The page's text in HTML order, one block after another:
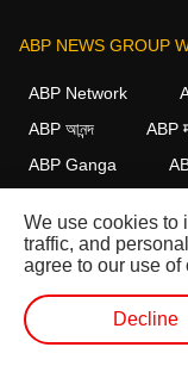
ABP NEWS GROUP
ABP Network
ABP আনন্দ
ABP
ABP Ganga
FOLLOW US
This website follows
All rights reserved.
We use cookies to
traffic, and
agree to our use of
Decline